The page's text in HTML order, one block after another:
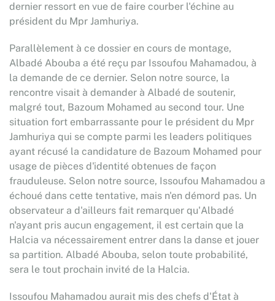
dernier ressort en vue de faire courber l'échine au
président du Mpr Jamhuriya.
Parallèlement à ce dossier en cours de montage,
Albadé Abouba a été reçu par Issoufou Mahamadou, à
la demande de ce dernier. Selon notre source, la
rencontre visait à demander à Albadé de soutenir,
malgré tout, Bazoum Mohamed au second tour. Une
situation fort embarrassante pour le président du Mpr
Jamhuriya qui se compte parmi les leaders politiques
ayant récusé la candidature de Bazoum Mohamed pour
usage de pièces d'identité obtenues de façon
frauduleuse. Selon notre source, Issoufou Mahamadou a
échoué dans cette tentative, mais n'en démord pas. Un
observateur a d'ailleurs fait remarquer qu'Albadé
n'ayant pris aucun engagement, il est certain que la
Halcia va nécessairement entrer dans la danse et jouer
sa partition. Albadé Abouba, selon toute probabilité,
sera le tout prochain invité de la Halcia.
Issoufou Mahamadou aurait mis des chefs d'État à